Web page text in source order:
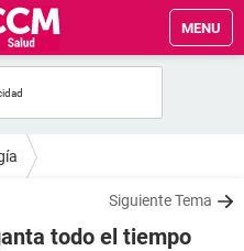
MENU
Siguiente Tema
todo el tiempo